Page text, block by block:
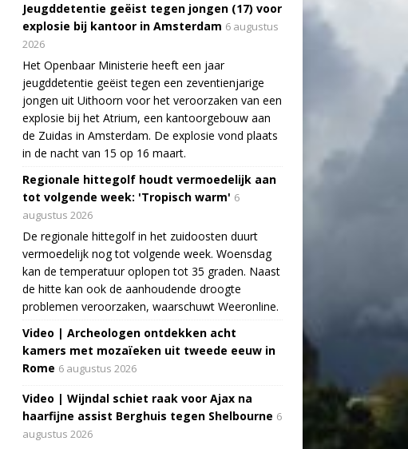
Jeugddetentie geëist tegen jongen (17) voor
explosie bij kantoor in Amsterdam 6 augustus
2026
Het Openbaar Ministerie heeft een jaar
jeugddetentie geëist tegen een zeventienjarige
jongen uit Uithoorn voor het veroorzaken van een
explosie bij het Atrium, een kantoorgebouw aan
de Zuidas in Amsterdam. De explosie vond plaats
in de nacht van 15 op 16 maart.
Regionale hittegolf houdt vermoedelijk aan
tot volgende week: 'Tropisch warm' 6
augustus 2026
De regionale hittegolf in het zuidoosten duurt
vermoedelijk nog tot volgende week. Woensdag
kan de temperatuur oplopen tot 35 graden. Naast
de hitte kan ook de aanhoudende droogte
problemen veroorzaken, waarschuwt Weeronline.
Video | Archeologen ontdekken acht
kamers met mozaïeken uit tweede eeuw in
Rome 6 augustus 2026
Video | Wijndal schiet raak voor Ajax na
haarfijne assist Berghuis tegen Shelbourne 6
augustus 2026